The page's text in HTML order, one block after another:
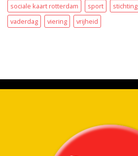
sociale kaart rotterdam
sport stichting
vaderdag
viering vrijheid